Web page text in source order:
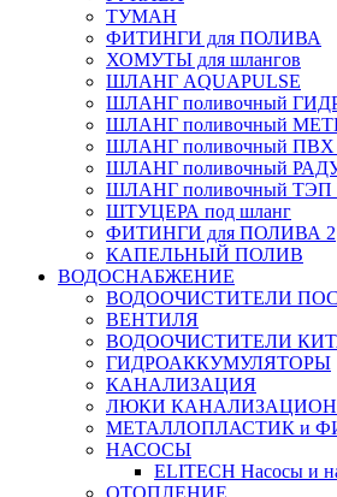
ТУМАН
ФИТИНГИ для ПОЛИВА
ХОМУТЫ для шлангов
ШЛАНГ AQUAPULSE
ШЛАНГ поливочный
ШЛАНГ поливочный
ШЛАНГ поливочный
ШЛАНГ поливочный
ШЛАНГ поливочный
ШТУЦЕРА под шланг
ФИТИНГИ для ПОЛИВА 2
КАПЕЛЬНЫЙ ПОЛИВ
ВОДОСНАБЖЕНИЕ
ВОДООЧИСТИТЕЛИ
ВЕНТИЛЯ
ВОДООЧИСТИТЕЛИ
ГИДРОАККУМУЛЯТОРЫ
КАНАЛИЗАЦИЯ
ЛЮКИ
МЕТАЛЛОПЛАСТИК и
НАСОСЫ
ELITECH Насосы и
ОТОПЛЕНИЕ